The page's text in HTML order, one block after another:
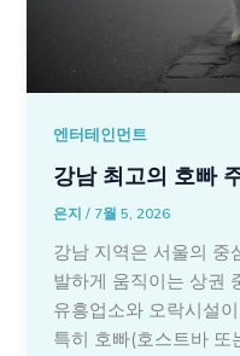
엔터테인먼트
강남 최고의 호빠
은지/ 7월 5, 2026
강남 지역은 서울의 중
발하게 움직이는 상권
유흥업소와 오락시설
특히 호빠(호스트바